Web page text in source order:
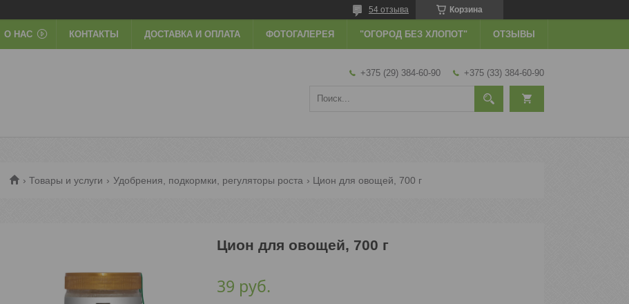
Корзина
54 отзыва
О НАС КОНТАКТЫ ДОСТАВКА И ОПЛАТА ФОТОГАЛЕРЕЯ "ОГОРОД БЕЗ ХЛОПОТ" ОТЗЫВЫ
+375 (29) 384-60-90 +375 (33) 384-60-90
Товары и услуги Удобрения, подкормки, регуляторы роста Цион для овощей, 700 г
Цион для овощей, 700 г
39 руб.